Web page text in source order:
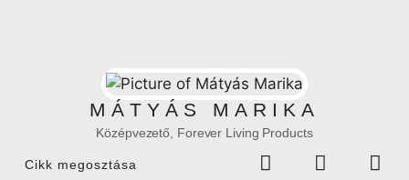
MÁTYÁS MARIKA
Középvezető, Forever Living Products
Cikk megosztása